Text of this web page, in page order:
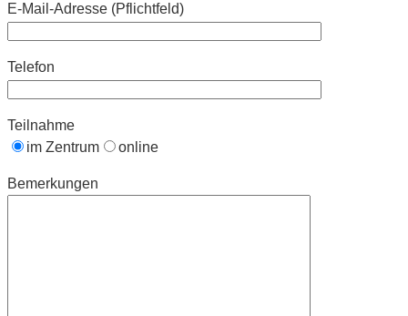
E-Mail-Adresse (Pflichtfeld)
Telefon
Teilnahme
im Zentrum
online
Bemerkungen